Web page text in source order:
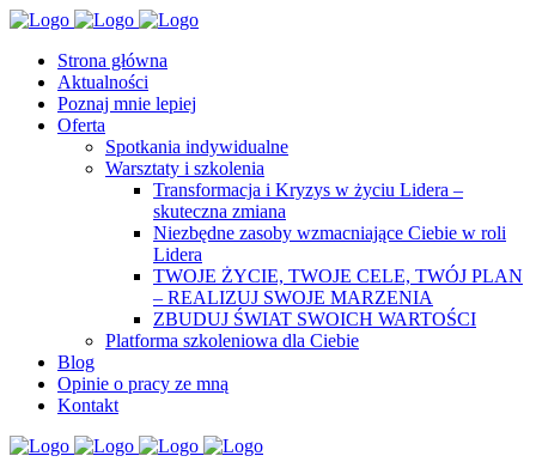
Strona główna
Aktualności
Poznaj mnie lepiej
Oferta
Spotkania indywidualne
Warsztaty i szkolenia
Transformacja i Kryzys w życiu Lidera –
skuteczna zmiana
Niezbędne zasoby wzmacniające Ciebie w roli
Lidera
TWOJE ŻYCIE, TWOJE CELE, TWÓJ PLAN
– REALIZUJ SWOJE MARZENIA
ZBUDUJ ŚWIAT SWOICH WARTOŚCI
Platforma szkoleniowa dla Ciebie
Blog
Opinie o pracy ze mną
Kontakt